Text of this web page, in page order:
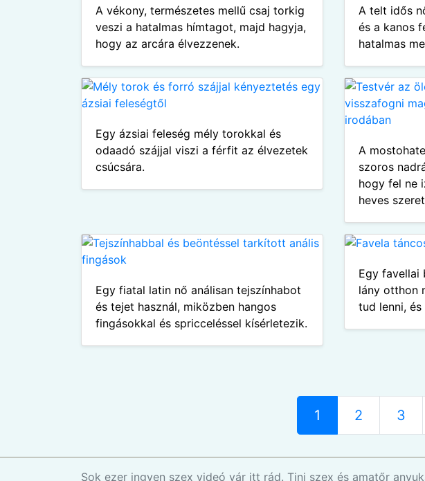
A vékony, természetes mellű csaj torkig
veszi a hatalmas hímtagot, majd hagyja,
hogy az arcára élvezzenek.
A telt idős
és a kanos
hatalmas
Egy ázsiai feleség mély torokkal és
odaadó szájjal viszi a férfit az élvezetek
csúcsára.
A
szoros
hogy fel ne
heves
Egy fiatal latin nő análisan tejszínhabot
és tejet használ, miközben hangos
fingásokkal és spricceléssel kísérletezik.
Egy favellai
lány otthon
tud lenni,
1 2 3
Sok ezer ingyen szex videó vár itt rád. Tini szex és amatőr